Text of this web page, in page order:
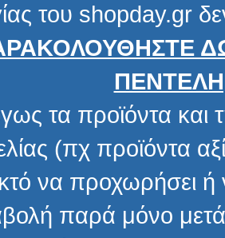
του shopday.gr
τα προϊόντα και
(πχ προϊόντα αξίας
να προχωρήσει ή να
παρά μόνο μετά
στο ότι το site μας τώρα
προμηθευτές μας